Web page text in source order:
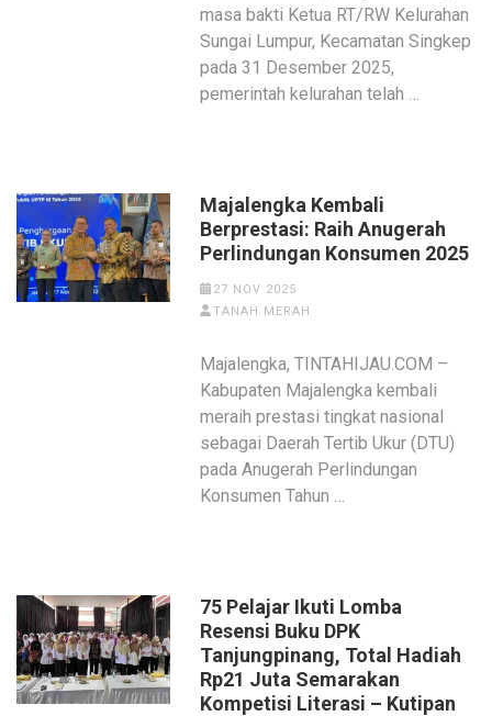
masa bakti Ketua RT/RW Kelurahan
Sungai Lumpur, Kecamatan Singkep
pada 31 Desember 2025,
pemerintah kelurahan telah …
‎Majalengka Kembali
Berprestasi: Raih Anugerah
Perlindungan Konsumen 2025
27 NOV 2025
TANAH MERAH
Majalengka, TINTAHIJAU.COM –
Kabupaten Majalengka kembali
meraih prestasi tingkat nasional
sebagai Daerah Tertib Ukur (DTU)
pada Anugerah Perlindungan
Konsumen Tahun …
75 Pelajar Ikuti Lomba
Resensi Buku DPK
Tanjungpinang, Total Hadiah
Rp21 Juta Semarakan
Kompetisi Literasi – Kutipan